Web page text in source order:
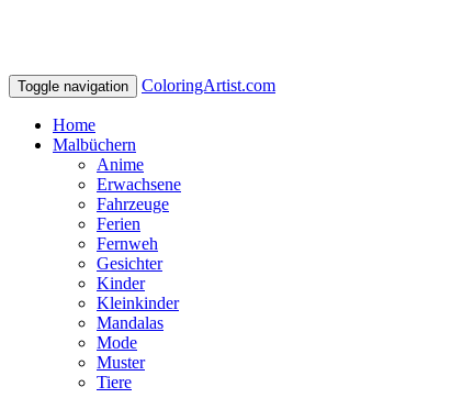
Toggle navigation ColoringArtist.com
Home
Malbüchern
Anime
Erwachsene
Fahrzeuge
Ferien
Fernweh
Gesichter
Kinder
Kleinkinder
Mandalas
Mode
Muster
Tiere